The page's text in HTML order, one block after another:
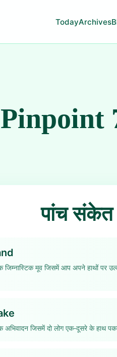
TodayArchives
पांच संकेत
जिम्नास्टिक मूव जिसमें आप अपने हाथों पर
अभिवादन जिसमें दो लोग एक‑दूसरे के हाथ